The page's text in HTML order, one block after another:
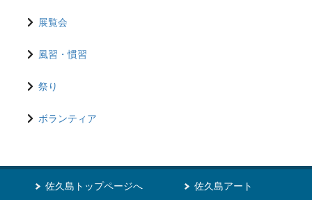
展覧会
風習・慣習
祭り
ボランティア
佐久島トップページへ 佐久島アート